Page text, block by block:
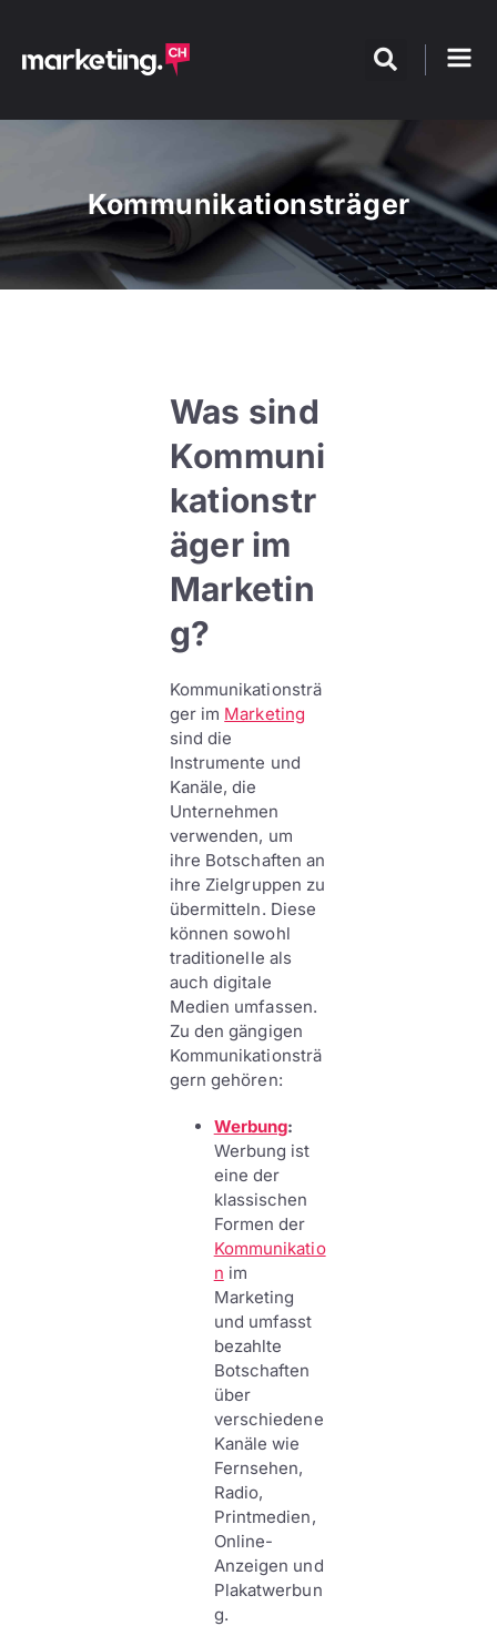
Kommunikationsträger
Was sind
Kommuni
kationstr
äger im
Marketin
g?
Kommunikationsträ
ger im Marketing
sind die
Instrumente und
Kanäle, die
Unternehmen
verwenden, um
ihre Botschaften an
ihre Zielgruppen zu
übermitteln. Diese
können sowohl
traditionelle als
auch digitale
Medien umfassen.
Zu den gängigen
Kommunikationsträ
gern gehören:
Werbung:
Werbung ist
eine der
klassischen
Formen der
Kommunikatio
n im
Marketing
und umfasst
bezahlte
Botschaften
über
verschiedene
Kanäle wie
Fernsehen,
Radio,
Printmedien,
Online-
Anzeigen und
Plakatwerbun
g.